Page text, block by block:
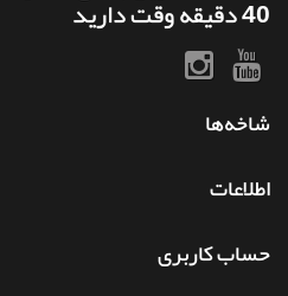
40 دقیقه وقت دارید
شاخه‌ها
اطلاعات
حساب کاربری